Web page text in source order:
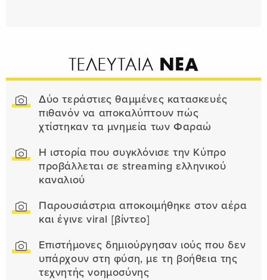
ΤΕΛΕΥΤΑΙΑ ΝΕΑ
Δύο τεράστιες θαμμένες κατασκευές
πιθανόν να αποκαλύπτουν πώς
χτίστηκαν τα μνημεία των Φαραώ
Η ιστορία που συγκλόνισε την Κύπρο
προβάλλεται σε streaming ελληνικού
καναλιού
Παρουσιάστρια αποκοιμήθηκε στον αέρα
και έγινε viral [βίντεο]
Επιστήμονες δημιούργησαν ιούς που δεν
υπάρχουν στη φύση, με τη βοήθεια της
τεχνητής νοημοσύνης